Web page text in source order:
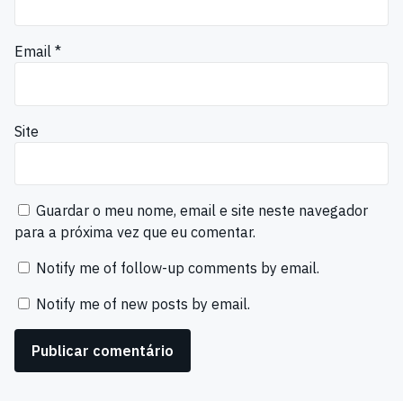
Email *
Site
Guardar o meu nome, email e site neste navegador
para a próxima vez que eu comentar.
Notify me of follow-up comments by email.
Notify me of new posts by email.